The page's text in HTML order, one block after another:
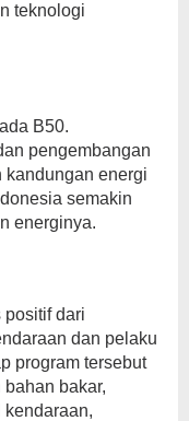
teknologi
B50.
pengembangan
kandungan energi
semakin
energinya.
positif dari
dan pelaku
program tersebut
bakar,